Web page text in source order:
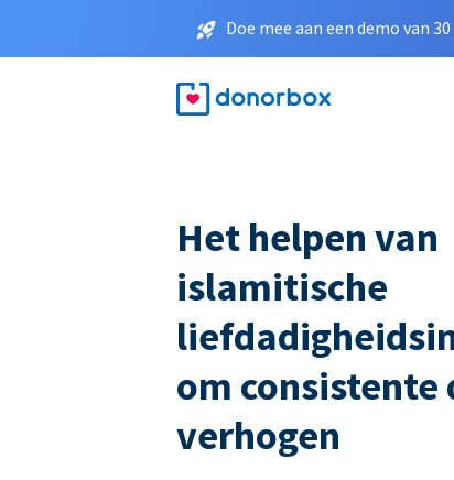
Doe mee aan een demo van
Het helpen van
islamitische
om consistente
verhogen